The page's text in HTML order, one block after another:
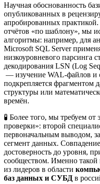
Научная обоснованность
опубликованных в
апробированных
отчётов «по шаблону», мы
алгоритмы: например, для
Microsoft SQL Server
низкоуровневого парсинга
декодирования LSN (Log
— изучение WAL-файлов и
подкрепляется фрагментом
структуры или
времён.
🧪 Более того, мы требуем
проверки»: второй
первоначальным выводом,
сегмент данных.
достоверность до уровня,
сообществом. Именно такой
из лидеров в области
баз данных и СУБД в